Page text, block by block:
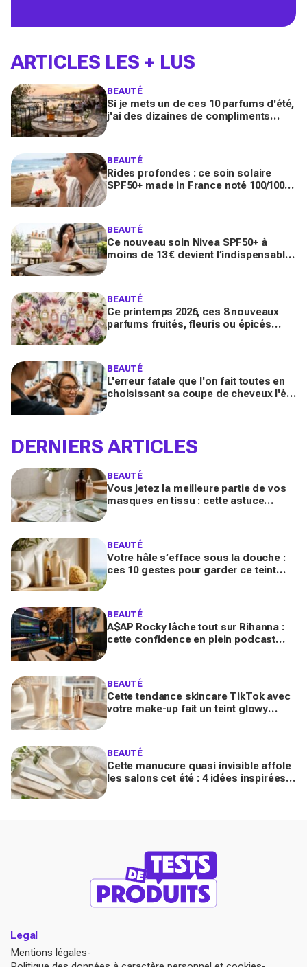
ARTICLES LES + LUS
BEAUTÉ
Si je mets un de ces 10 parfums d'été,
j'ai des dizaines de compliments
BEAUTÉ
Rides profondes : ce soin solaire
SPF50+ made in France noté 100/100
BEAUTÉ
Ce nouveau soin Nivea SPF50+ à
moins de 13 € devient l’indispensable
BEAUTÉ
Ce printemps 2026, ces 8 nouveaux
parfums fruités, fleuris ou épicés
BEAUTÉ
L'erreur fatale que l'on fait toutes en
choisissant sa coupe de cheveux l'été
DERNIERS ARTICLES
BEAUTÉ
Vous jetez la meilleure partie de vos
masques en tissu : cette astuce
BEAUTÉ
Votre hâle s’efface sous la douche :
ces 10 gestes pour garder ce teint
BEAUTÉ
A$AP Rocky lâche tout sur Rihanna :
cette confidence en plein podcast
BEAUTÉ
Cette tendance skincare TikTok avec
votre make-up fait un teint glowy
BEAUTÉ
Cette manucure quasi invisible affole
les salons cet été : 4 idées inspirées
Legal
Mentions légales